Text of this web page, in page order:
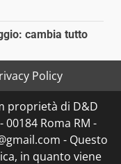
cambia tutto
Policy
proprietà di D&D
00184 Roma RM -
- Questo
in quanto viene